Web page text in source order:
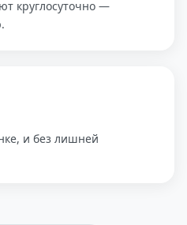
круглосуточно —
и без лишней